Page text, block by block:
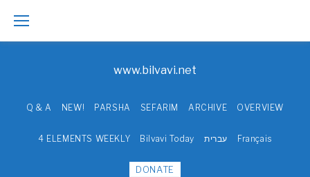
Skip
to
www.bilvavi.net
Q & A NEW! PARSHA SEFARIM ARCHIVE OVERVIEW
4 ELEMENTS WEEKLY Bilvavi Today עברית Français
DONATE